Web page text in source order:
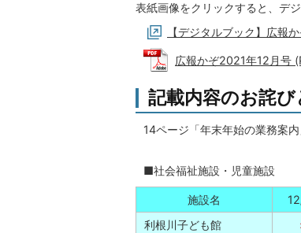
表紙画像をクリックすると、デ
【デジタルブック】広報
広報かぞ2021年12月号
記載内容のお詫び
14ページ「年末年始の業務案
■社会福祉施設・児童施設
施設名
利根川子ども館